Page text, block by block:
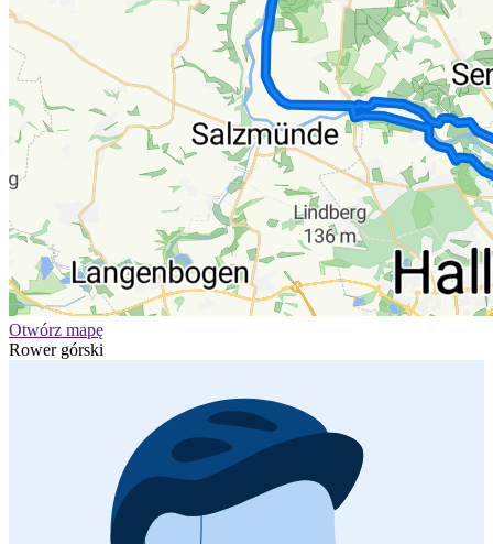
Otwórz mapę
Rower górski